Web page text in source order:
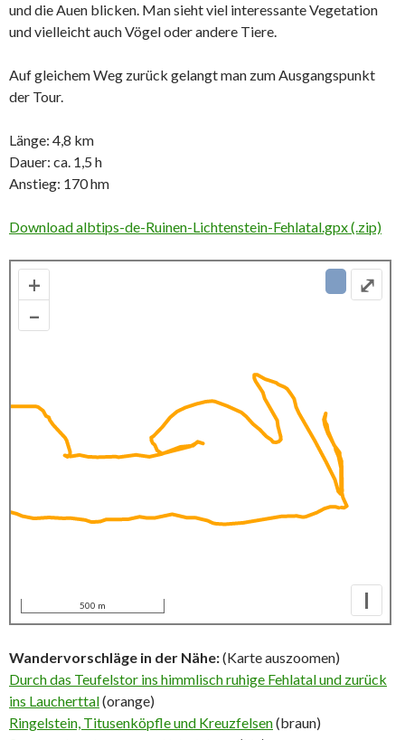
und die Auen blicken. Man sieht viel interessante Vegetation
und vielleicht auch Vögel oder andere Tiere.
Auf gleichem Weg zurück gelangt man zum Ausgangspunkt
der Tour.
Länge: 4,8 km
Dauer: ca. 1,5 h
Anstieg: 170 hm
Download albtips-de-Ruinen-Lichtenstein-Fehlatal.gpx (.zip)
+
–
I
500 m
⤢
Wandervorschläge in der Nähe:(Karte auszoomen)
Durch das Teufelstor ins himmlisch ruhige Fehlatal und zurück
ins Laucherttal(orange)
Ringelstein, Titusenköpfle und Kreuzfelsen(braun)